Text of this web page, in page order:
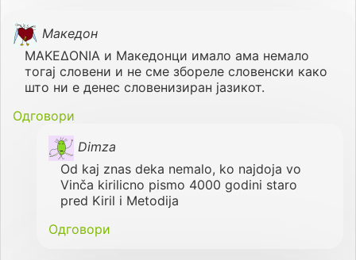
Македон
ΜΑΚΕΔΟΝΙΑ и Македонци имало ама немало
тогај словени и не сме збореле словенски како
што ни е денес словенизиран јазикот.
Одговори
Dimza
Od kaj znas deka nemalo, ko najdoja vo
Vinča kirilicno pismo 4000 godini staro
pred Kiril i Metodija
Одговори